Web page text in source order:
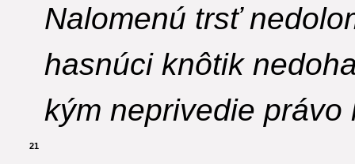
Nalomenú trsť
hasnúci knôtik
kým neprivedie
21